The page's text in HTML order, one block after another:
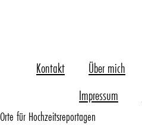
Kontakt Über mich
Impressum
Orte für Hochzeitsreportagen